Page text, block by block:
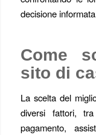
decisione
Come
sito di
La scelta del
diversi fattori,
pagamento,